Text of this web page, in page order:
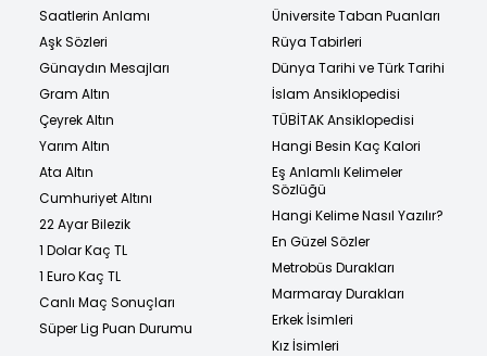
Saatlerin Anlamı
Aşk Sözleri
Günaydın Mesajları
Gram Altın
Çeyrek Altın
Yarım Altın
Ata Altın
Cumhuriyet Altını
22 Ayar Bilezik
1 Dolar Kaç TL
1 Euro Kaç TL
Canlı Maç Sonuçları
Süper Lig Puan Durumu
Üniversite Taban Puanları
Rüya Tabirleri
Dünya Tarihi ve Türk Tarihi
İslam Ansiklopedisi
TÜBİTAK Ansiklopedisi
Hangi Besin Kaç Kalori
Eş Anlamlı Kelimeler
Sözlüğü
Hangi Kelime Nasıl Yazılır?
En Güzel Sözler
Metrobüs Durakları
Marmaray Durakları
Erkek İsimleri
Kız İsimleri